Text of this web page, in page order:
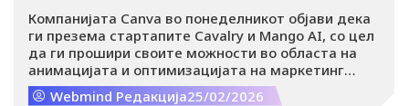
Компанијата Canva во понеделникот објави дека
ги презема стартапите Cavalry и Mango AI, со цел
да ги прошири своите можности во областа на
анимацијата и оптимизацијата на маркетинг
кампањ, пренесува Techcrunch.
Webmind Редакција25/02/2026